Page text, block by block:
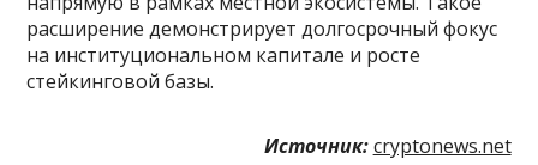
расширение демонстрирует долгосрочный фокус
на институциональном капитале и росте
стейкинговой базы.
Источник: cryptonews.net